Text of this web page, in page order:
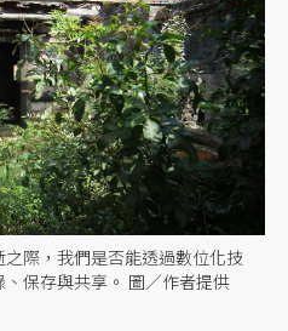
際，我們是否能透過數位化技
保存與共享。 圖／作者提供